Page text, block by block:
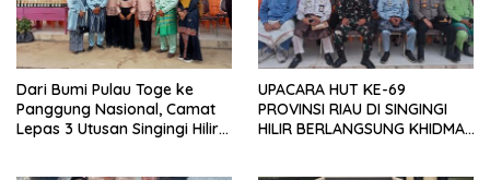
Dari Bumi Pulau Toge ke
Panggung Nasional, Camat
Lepas 3 Utusan Singingi Hilir
UPACARA HUT KE-69
PROVINSI RIAU DI SINGINGI
HILIR BERLANGSUNG KHIDMAT